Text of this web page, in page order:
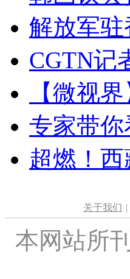
解放军
CGTN记
【微视
专家带
超燃！
关于我们 |
本网站所